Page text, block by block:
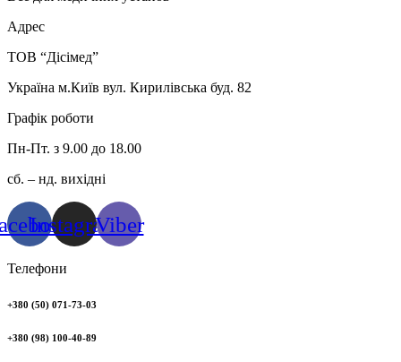
Адрес
ТОВ “Дісімед”
Україна м.Київ вул. Кирилівська буд. 82
Графік роботи
Пн-Пт. з 9.00 до 18.00
сб. – нд. вихідні
InstagramViber
Телефони
+380 (50) 071-73-03
+380 (98) 100-40-89